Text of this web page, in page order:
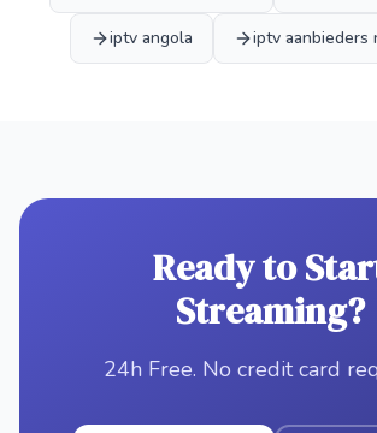
iptv angola iptv aanbieders
Ready to
Streaming?
24h Free. No credit card